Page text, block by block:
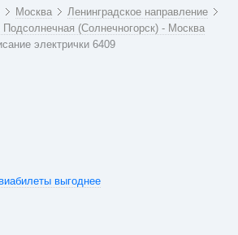
Москва
Ленинградское направление
Подсолнечная (Солнечногорск) - Москва
электрички 6409
выгоднее